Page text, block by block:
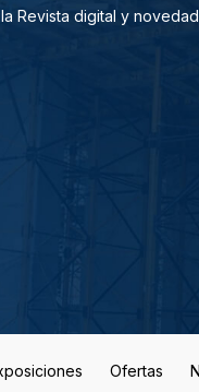
Revista digital y
Ofertas